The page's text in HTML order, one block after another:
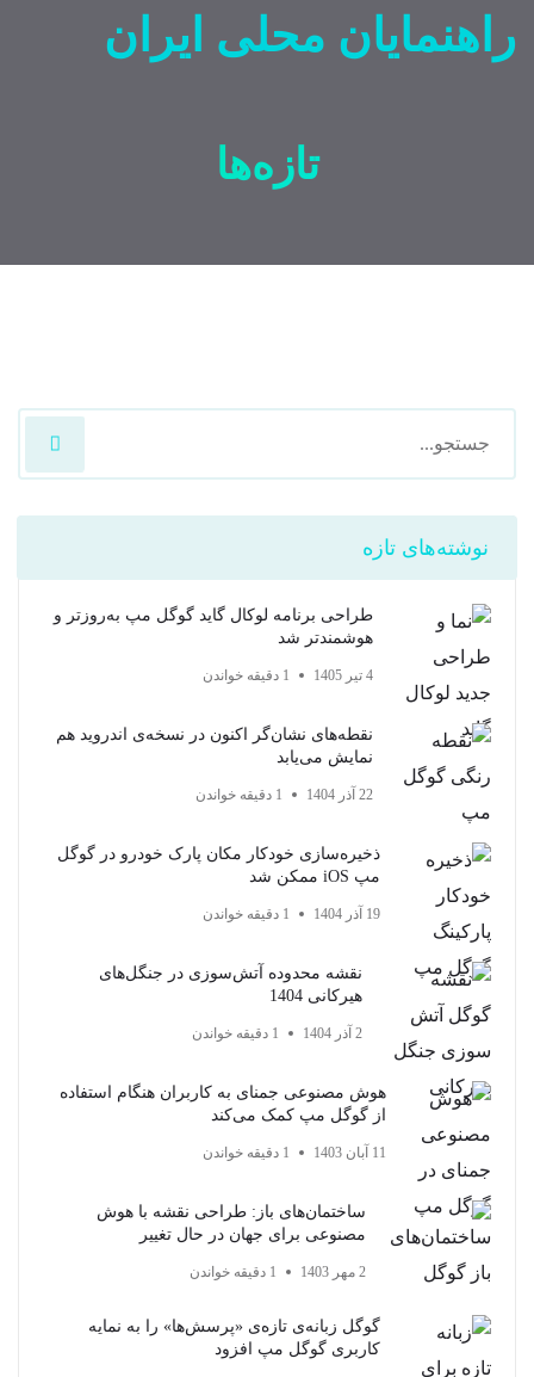
راهنمایان محلی ایران
تازه‌ها
نوشته‌های تازه
طراحی برنامه لوکال گاید گوگل مپ به‌روزتر و
هوشمندتر شد
4 تیر 1405 1 دقیقه خواندن
نقطه‌های نشان‌گر اکنون در نسخه‌ی اندروید هم
نمایش می‌یابد
22 آذر 1404 1 دقیقه خواندن
ذخیره‌سازی خودکار مکان پارک خودرو در گوگل
مپ iOS ممکن شد
19 آذر 1404 1 دقیقه خواندن
نقشه محدوده آتش‌سوزی در جنگل‌های
هیرکانی 1404
2 آذر 1404 1 دقیقه خواندن
هوش مصنوعی جمنای به کاربران هنگام استفاده
از گوگل مپ کمک می‌کند
11 آبان 1403 1 دقیقه خواندن
ساختمان‌های باز: طراحی نقشه با هوش
مصنوعی برای جهان در حال تغییر
2 مهر 1403 1 دقیقه خواندن
گوگل زبانه‌ی تازه‌ی «پرسش‌ها» را به نمایه
کاربری گوگل مپ افزود